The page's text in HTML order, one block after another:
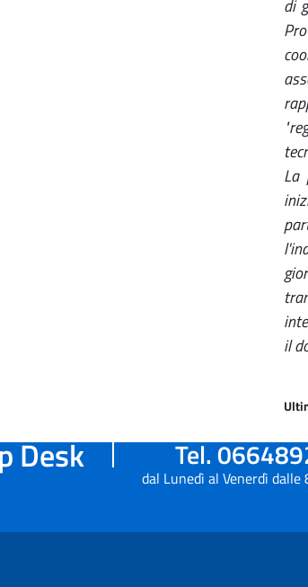
di
La
il
Desk Tel.
dal Lunedì al Venerdì dalle